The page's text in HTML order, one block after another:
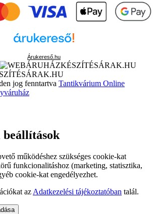
Árukereső.hu
jog fenntartva Tantikvárium Online
beállítások
működéshez szükséges cookie-kat
funkcionalitáshoz (marketing, statisztika,
cookie-kat engedélyezhet.
az Adatkezelési tájékoztatóban talál.